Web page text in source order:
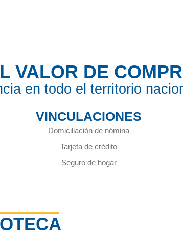
VALOR DE
en todo el territorio
VINCULACIONES
Domiciliación de nómina
Tarjeta de crédito
Seguro de hogar